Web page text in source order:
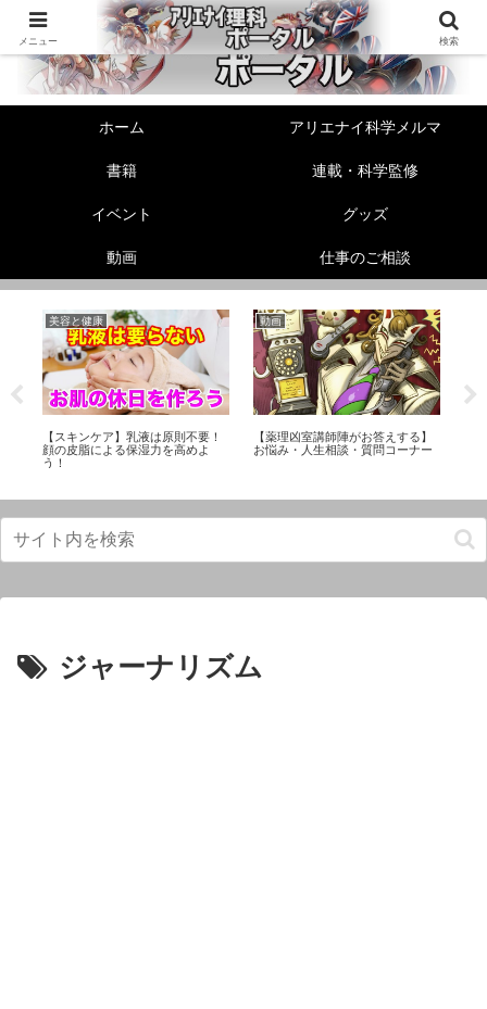
ホーム アリエナイ科学メルマ
書籍 連載・科学監修
イベント グッズ
動画 仕事のご相談
美容と健康
【スキンケア】乳液は原則不要！
顔の皮脂による保湿力を高めよ
う！
動画
【薬理凶室講師陣がお答えする】
お悩み・人生相談・質問コーナー
ジャーナリズム
メニュー 検索